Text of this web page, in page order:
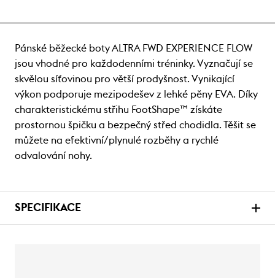
Pánské běžecké boty ALTRA FWD EXPERIENCE FLOW
jsou vhodné pro každodenními tréninky. Vyznačují se
skvělou síťovinou pro větší prodyšnost. Vynikající
výkon podporuje mezipodešev z lehké pěny EVA. Díky
charakteristickému střihu FootShape™ získáte
prostornou špičku a bezpečný střed chodidla. Těšit se
můžete na efektivní/plynulé rozběhy a rychlé
odvalování nohy.
SPECIFIKACE